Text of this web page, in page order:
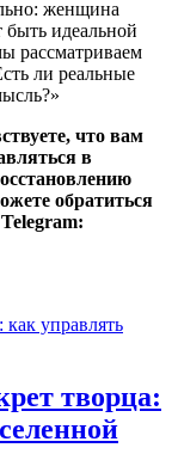
женщина
быть идеальной
рассматриваем
ли реальные
что вам
в
обратиться
Telegram:
творца: